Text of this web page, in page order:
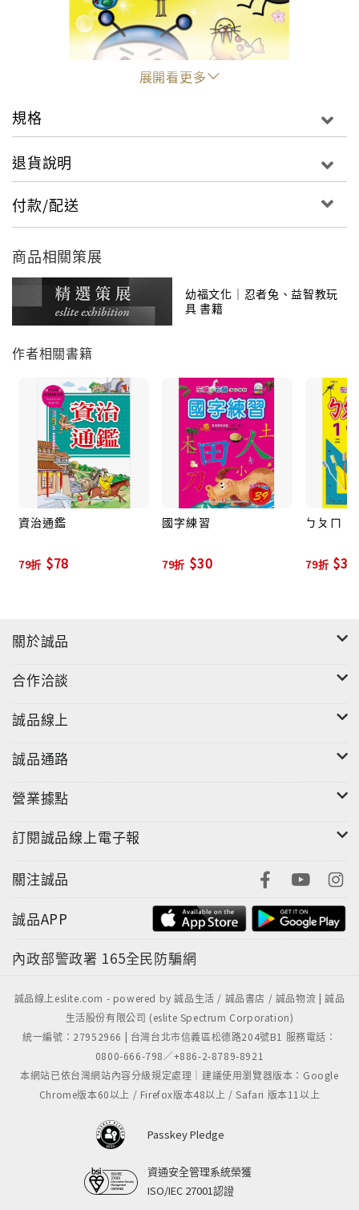
展開看更多
規格
退貨說明
付款/配送
商品相關策展
幼福文化｜忍者兔、益智教玩
具 書籍
作者相關書籍
資治通鑑
79折 $78
國字練習
79折 $30
ㄅㄆㄇ
79折 $30
關於誠品
合作洽談
誠品線上
誠品通路
營業據點
訂閱誠品線上電子報
關注誠品
誠品APP
內政部警政署 165全民防騙網
誠品線上eslite.com - powered by 誠品生活 / 誠品書店 / 誠品物流 | 誠品
生活股份有限公司 (eslite Spectrum Corporation)
統一編號：27952966 | 台灣台北市信義區松德路204號B1 服務電話：
0800-666-798／+886-2-8789-8921
本網站已依台灣網站內容分級規定處理｜建議使用瀏覽器版本：Google
Chrome版本60以上 / Firefox版本48以上 / Safari 版本11以上
Passkey Pledge
資通安全管理系統榮獲
ISO/IEC 27001認證